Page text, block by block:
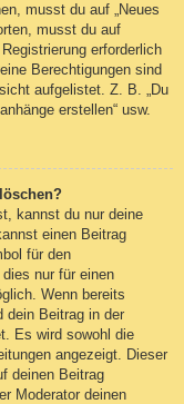
musst du auf „Neues
musst du auf
erforderlich
Berechtigungen sind
aufgelistet. Z. B. „Du
erstellen“ usw.
kannst du nur deine
einen Beitrag
für den
nur für einen
Wenn bereits
dein Beitrag in der
Es wird sowohl die
angezeigt. Dieser
deinen Beitrag
Moderator deinen